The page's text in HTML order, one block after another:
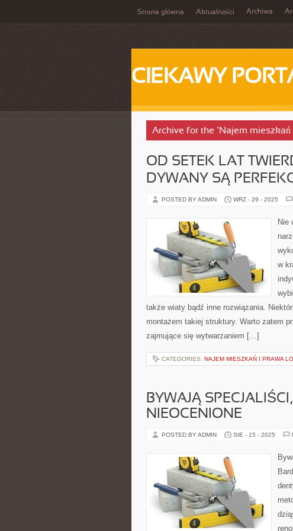
Strona główna Aktualności Archiwa
CIEKAWY
Archive for the ‘Najem
OD SETEK LAT
DYWANY SĄ
POSTED BY ADMIN WRZ - 29 - 2025
Nie
w
także wiaty bądź inne rozwiązania.
montażem takiej struktury. Warto zatem
zajmujące się wytwarzaniem […]
CATEGORIES: NAJEM MIESZKAŃ I PRAWA
BYWAJĄ
NIEOCENIONE
POSTED BY ADMIN SIE - 15 - 2025